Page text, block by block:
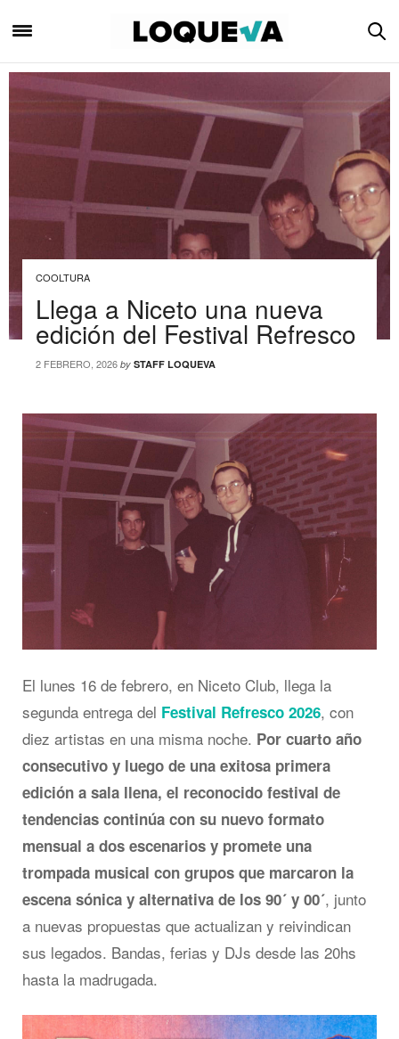
COOLTURA
Llega a Niceto una nueva
edición del Festival Refresco
2 FEBRERO, 2026 by STAFF LOQUEVA
El lunes 16 de febrero, en Niceto Club, llega la
segunda entrega del Festival Refresco 2026, con
diez artistas en una misma noche. Por cuarto año
consecutivo y luego de una exitosa primera
edición a sala llena, el reconocido festival de
tendencias continúa con su nuevo formato
mensual a dos escenarios y promete una
trompada musical con grupos que marcaron la
escena sónica y alternativa de los 90´ y 00´, junto
a nuevas propuestas que actualizan y reivindican
sus legados. Bandas, ferias y DJs desde las 20hs
hasta la madrugada.